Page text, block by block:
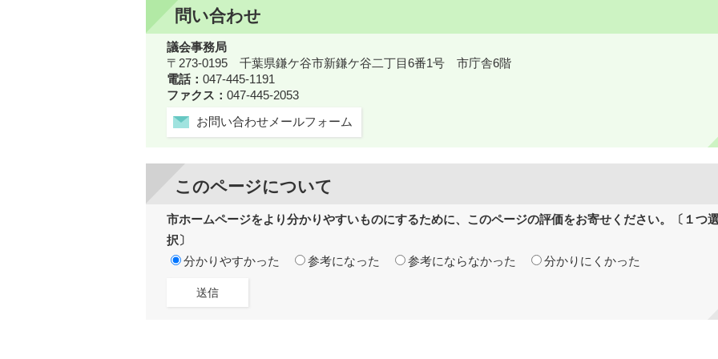
問い合わせ
議会事務局
〒273-0195 千葉県鎌ケ谷市新鎌ケ谷二丁目6番1号 市庁舎6階
電話： 047-445-1191
ファクス： 047-445-2053
お問い合わせメールフォーム
このページについて
市ホームページをより分かりやすいものにするために、このページの評価をお寄せください。〔１つ
択〕
分かりやすかった
参考になった 参考にならなかった 分かりにくかった